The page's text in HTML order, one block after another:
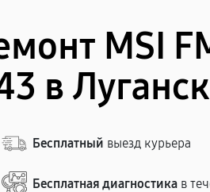
MSI
в
Бесплатный выезд курьера
Бесплатная диагностика в